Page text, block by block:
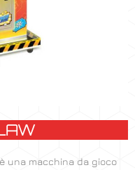
una macchina da gioco